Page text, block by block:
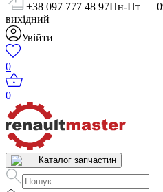
+38 097 777 48 97Пн-Пт —
вихідний
Увійти
0
0
Каталог запчастин